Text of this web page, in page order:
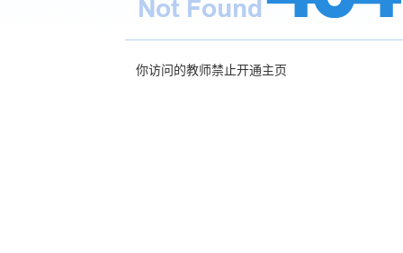
你访问的教师禁止开通主页